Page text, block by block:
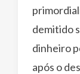
demitido
dinheiro
após o